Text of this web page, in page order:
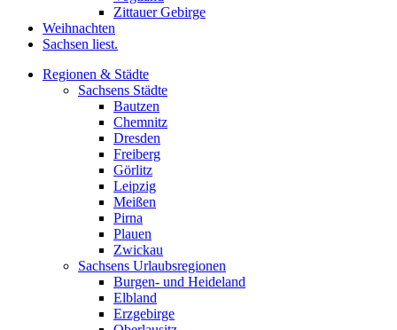
Zittauer Gebirge
Weihnachten
Sachsen liest.
Regionen & Städte
Sachsens Städte
Bautzen
Chemnitz
Dresden
Freiberg
Görlitz
Leipzig
Meißen
Pirna
Plauen
Zwickau
Sachsens Urlaubsregionen
Burgen- und Heideland
Elbland
Erzgebirge